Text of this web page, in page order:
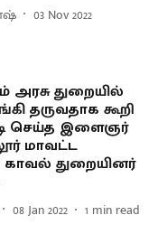
03 Nov 2022
அரசு துறையில்
தருவதாக கூறி
செய்த இளைஞர்
மாவட்ட
காவல் துறையினர்
08 Jan 2022 1 min read